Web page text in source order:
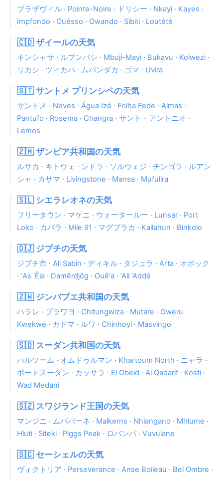
ブラザヴィル · Pointe-Noire · ドリシー · Nkayi · Kayes ·
Impfondo · Ouésso · Owando · Sibiti · Loutété
🇨🇩 ザイールの天気
キンシャサ · ルブンバシ · Mbuji-Mayi · Bukavu · Kolwezi ·
リカシ · ツィカパ· ムバンダカ · ゴマ · Uvira
🇸🇹 サントメ プリンシペの天気
サントメ · Neves · Água Izé · Folha Fede · Almas ·
Pantufo · Rosema · Changra · サント・アントニオ ·
Lemos
🇿🇲 ザンビア共和国の天気
ルサカ · キトウェ · ンドラ · ソルウェジ · チンゴラ · ルアン
シャ · カサマ · Livingstone · Mansa · Mufulira
🇸🇱 シエラレオネの天気
フリータウン · マケニ · ウォータールー · Lunsar· Port
Loko · カバラ · Mile 91 · マグブラカ · Kailahun · Binkolo
🇩🇯 ジブチの天気
ジブチ市 · Ali Sabih · ディキル · タジュラ · Arta · オボック
· ‘As ‘Êla · Damêrdjôg · Ouê‘a · ‘Ali ‘Addé
🇿🇼 ジンバブエ共和国の天気
ハラレ · ブラワヨ · Chitungwiza · Mutare · Gweru ·
Kwekwe · カドマ · ルワ · Chinhoyi · Masvingo
🇸🇩 スーダン共和国の天気
ハルツーム · オムドゥルマン · Khartoum North · ニャラ ·
ポートスーダン · カッサラ · El Obeid · Al Qadarif · Kosti ·
Wad Medani
🇸🇿 スワジランド王国の天気
マンジニ · ムババーネ · Malkerns · Nhlangano · Mhlume ·
Hluti · Siteki · Piggs Peak · ロバンバ· Vuvulane
🇸🇨 セーシェルの天気
ヴィクトリア · Perseverance · Anse Boileau · Bel Ombre ·